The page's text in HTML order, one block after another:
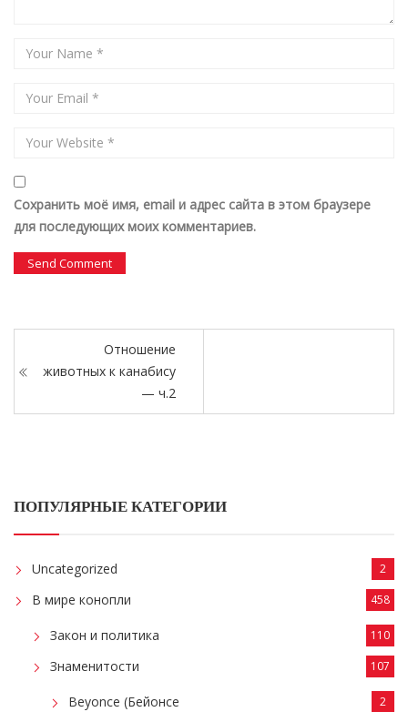
Сохранить моё имя, email и адрес сайта в этом браузере
для последующих моих комментариев.
Отношение
животных к канабису
— ч.2
ПОПУЛЯРНЫЕ КАТЕГОРИИ
Uncategorized 2
В мире конопли 458
Закон и политика 110
Знаменитости 107
Beyonce (Бейонсе 2